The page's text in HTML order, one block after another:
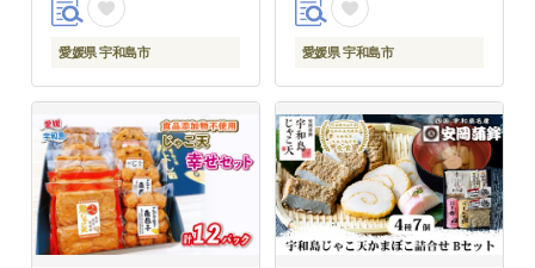
愛媛県 宇和島市 愛媛県 宇和島市